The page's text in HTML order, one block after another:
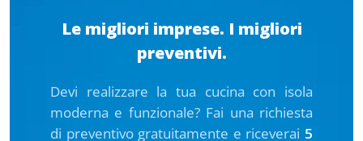
Le migliori imprese. I migliori
preventivi.
Devi realizzare la tua cucina con isola
moderna e funzionale? Fai una richiesta
di preventivo gratuitamente e riceverai 5